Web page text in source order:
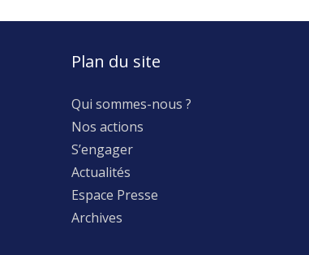
Plan du site
Qui sommes-nous ?
Nos actions
S’engager
Actualités
Espace Presse
Archives